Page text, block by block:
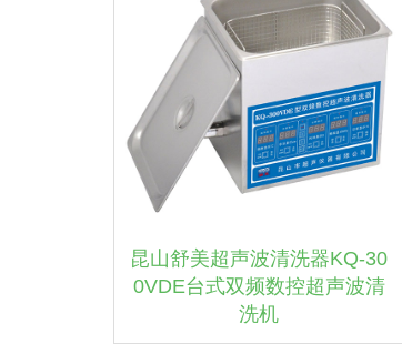
昆山舒美超声波清洗器KQ-30
0VDE台式双频数控超声波清
洗机